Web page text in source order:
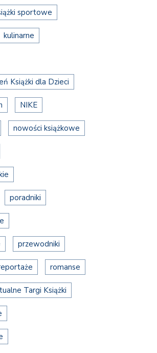
sportowe
kulinarne
Książki dla Dzieci
NIKE
nowości książkowe
poradniki
przewodniki
romanse
Targi Książki